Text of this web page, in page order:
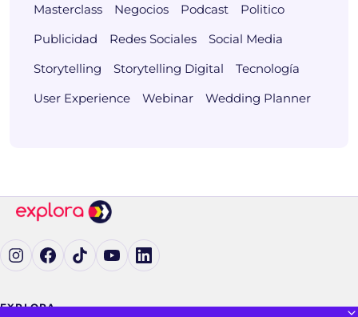
Masterclass
Negocios Podcast
Politico
Publicidad
Redes Sociales
Social Media
Storytelling
Storytelling Digital
Tecnología
User Experience
Webinar Wedding Planner
Ig (se abre en una pestaña nueva)
Fb (se abre en una pestaña nueva)
tK (se abre en una pestaña nueva)
yT (se abre en una pestaña nueva)
in (se abre en una pestaña nueva)
EXPLORA